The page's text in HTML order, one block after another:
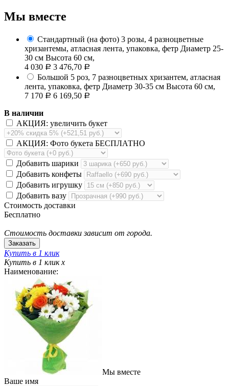
Мы вместе
Стандартный (на фото) 3 розы, 4 разноцветные
хризантемы, атласная лента, упаковка, фетр Диаметр 25-
30 см Высота 60 см,
4 030 Р 3 476,70 Р
Большой 5 роз, 7 разноцветных хризантем, атласная
лента, упаковка, фетр Диаметр 30-35 см Высота 60 см,
7 170 Р 6 169,50 Р
В наличии
АКЦИЯ: увеличить букет
АКЦИЯ: Фото букета БЕСПЛАТНО
Добавить шарики
Добавить конфеты
Добавить игрушку
Добавить вазу
Стоимость доставки
Бесплатно
Стоимость доставки зависит от города.
Купить в 1 клик
Купить в 1 клик x
Наименование:
Мы вместе
Ваше имя